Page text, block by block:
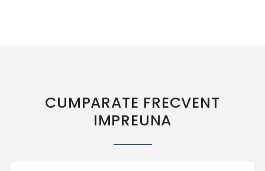
CUMPARATE FRECVENT
IMPREUNA